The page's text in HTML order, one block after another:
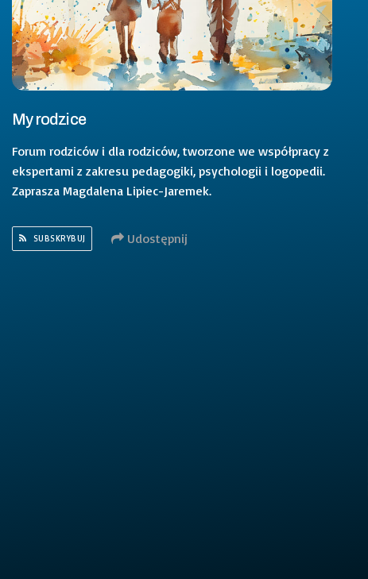
My rodzice
Forum rodziców i dla rodziców, tworzone we współpracy z
ekspertami z zakresu pedagogiki, psychologii i logopedii.
Zaprasza Magdalena Lipiec-Jaremek.
SUBSKRYBUJ Udostępnij